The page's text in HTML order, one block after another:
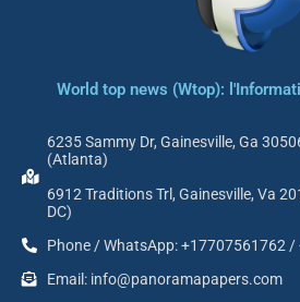
World top news (Wtop):
6235 Sammy Dr, Gainesville, Ga
(Atlanta)
6912 Traditions Trl, Gainesville, Va
DC)
Phone / WhatsApp: +17707561762
Email: info@panoramapapers.com